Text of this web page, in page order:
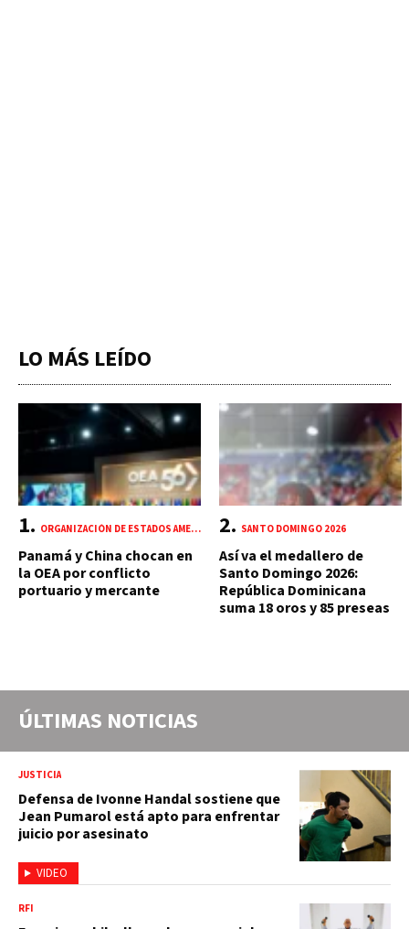
LO MÁS LEÍDO
ORGANIZACIÓN DE ESTADOS AMERICANOS (OEA)
Panamá y China chocan en
la OEA por conflicto
portuario y mercante
SANTO DOMINGO 2026
Así va el medallero de
Santo Domingo 2026:
República Dominicana
suma 18 oros y 85 preseas
ÚLTIMAS NOTICIAS
VIDEO
JUSTICIA
Defensa de Ivonne Handal sostiene que
Jean Pumarol está apto para enfrentar
juicio por asesinato
RFI